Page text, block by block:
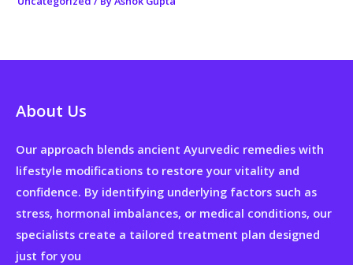
About Us
Our approach blends ancient Ayurvedic remedies with
lifestyle modifications to restore your vitality and
confidence. By identifying underlying factors such as
stress, hormonal imbalances, or medical conditions, our
specialists create a tailored treatment plan designed
just for you